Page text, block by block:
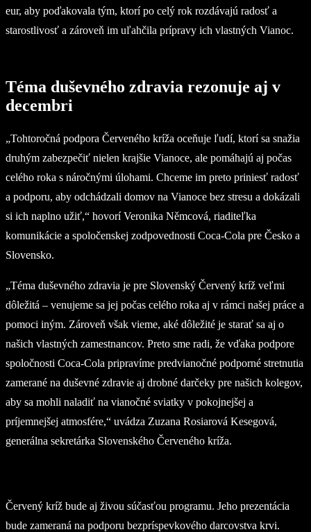
eur, aby poďakovala tým, ktorí po celý rok rozdávajú radosť a
starostlivosť a zároveň im uľahčila prípravy ich vlastných Vianoc.
Téma duševného zdravia rezonuje aj v
decembri
„Tohtoročná podpora Červeného kríža oceňuje ľudí, ktorí sa snažia
druhým zabezpečiť nielen krajšie Vianoce, ale pomáhajú aj počas
celého roka s náročnými úlohami. Chceme im preto priniesť radosť
a podporu, aby odchádzali domov na Vianoce bez stresu a dokázali
si ich naplno užiť,“ hovorí Veronika Němcová, riaditeľka
komunikácie a spoločenskej zodpovednosti Coca-Cola pre Česko a
Slovensko.
„Téma duševného zdravia je pre Slovenský Červený kríž veľmi
dôležitá – venujeme sa jej počas celého roka aj v rámci našej práce a
pomoci iným. Zároveň však vieme, aké dôležité je starať sa aj o
našich vlastných zamestnancov. Preto sme radi, že vďaka podpore
spoločnosti Coca-Cola pripravíme predvianočné podporné stretnutia
zamerané na duševné zdravie aj drobné darčeky pre našich kolegov,
aby sa mohli naladiť na vianočné sviatky v pokojnejšej a
príjemnejšej atmosfére,“ uvádza Zuzana Rosiarová Kesegová,
generálna sekretárka Slovenského Červeného kríža.
Červený kríž bude aj živou súčasťou programu. Jeho prezentácia
bude zameraná na podporu bezpríspevkového darcovstva krvi.